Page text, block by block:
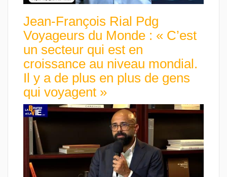
Jean-François Rial Pdg
Voyageurs du Monde : « C’est
un secteur qui est en
croissance au niveau mondial.
Il y a de plus en plus de gens
qui voyagent »